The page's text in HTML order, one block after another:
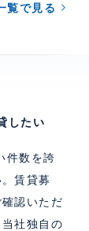
覧で見る
したい
件数を誇
。賃貸募
認いただ
社独自の